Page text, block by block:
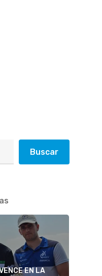
Buscar
EN LA